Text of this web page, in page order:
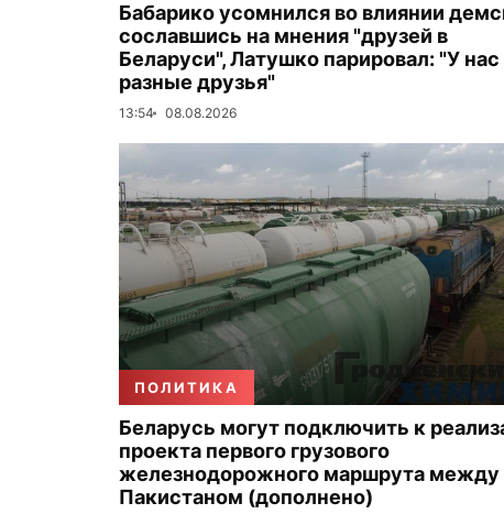
Бабарико усомнился во влиянии
сославшись на мнения "друзей в
Беларуси", Латушко парировал: "У нас
разные друзья"
13:54 08.08.2026
ПОЛИТИКА
Беларусь могут подключить к
проекта первого грузового
железнодорожного маршрута
Пакистаном (дополнено)